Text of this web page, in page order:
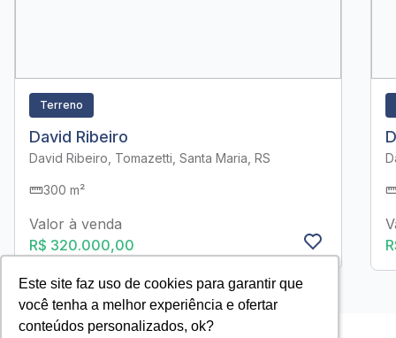
Este site faz uso de cookies para garantir que
você tenha a melhor experiência e ofertar
conteúdos personalizados, ok?
Este site faz uso de cookies para garantir que
você tenha a melhor experiência e ofertar
conteúdos personalizados, ok?
Terreno
David Ribeiro
David Ribeiro, Tomazetti, Santa Maria, RS
300 m²
Valor à venda
R$ 320.000,00